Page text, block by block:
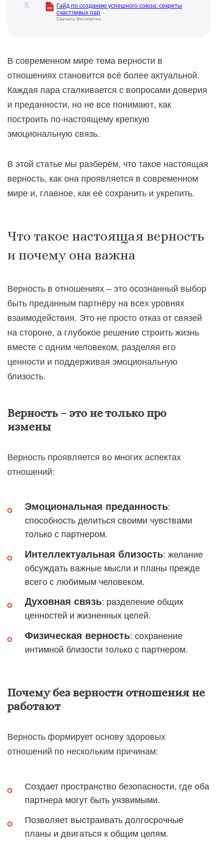
Гайд по созданию успешного союза: секреты
счастливых пар
Скачать бесплатно
В современном мире тема верности в
отношениях становится всё более актуальной.
Каждая пара сталкивается с вопросами доверия
и преданности, но не все понимают, как
построить по-настоящему крепкую
эмоциональную связь.
В этой статье мы разберём, что такое настоящая
верность, как она проявляется в современном
мире и, главное, как её сохранить и укрепить.
Что такое настоящая верность
и почему она важна
Верность в отношениях – это осознанный выбор
быть преданным партнёру на всех уровнях
взаимодействия. Это не просто отказ от связей
на стороне, а глубокое решение строить жизнь
вместе с одним человеком, разделяя его
ценности и поддерживая эмоциональную
близость.
Верность – это не только про
измены
Верность проявляется во многих аспектах
отношений:
Эмоциональная преданность:
способность делиться своими чувствами
только с партнером.
Интеллектуальная близость: желание
обсуждать важные мысли и планы прежде
всего с любимым человеком.
Духовная связь: разделение общих
ценностей и жизненных целей.
Физическая верность: сохранение
интимной близости только с партнером.
Почему без верности отношения не
работают
Верность формирует основу здоровых
отношений по нескольким причинам:
Создает пространство безопасности, где оба
партнера могут быть уязвимыми.
Позволяет выстраивать долгосрочные
планы и двигаться к общим целям.